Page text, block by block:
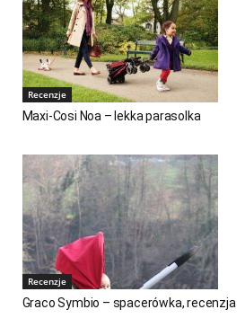
Recenzje
Maxi-Cosi Noa – lekka parasolka
Recenzje
Graco Symbio – spacerówka, recenzja